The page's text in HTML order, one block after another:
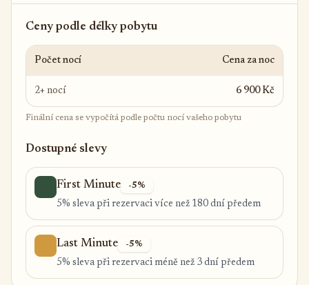
Ceny podle délky pobytu
Počet nocí Cena za noc
2+ nocí 6 900 Kč
Finální cena se vypočítá podle počtu nocí vašeho pobytu
Dostupné slevy
First Minute -5%
5% sleva při rezervaci více než 180 dní předem
Last Minute -5%
5% sleva při rezervaci méně než 3 dní předem